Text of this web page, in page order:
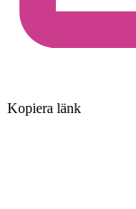
Kopiera länk